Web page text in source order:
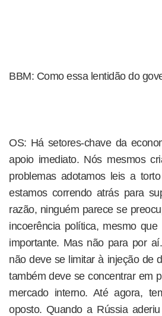
BBM: Como essa lentidão do
OS: Há setores-chave da
apoio imediato. Nós mesmos
problemas adotamos leis a
estamos correndo atrás para
razão, ninguém parece se
incoerência política, mesmo
importante. Mas não para por
não deve se limitar à injeção de
também deve se concentrar em
mercado interno. Até agora,
oposto. Quando a Rússia